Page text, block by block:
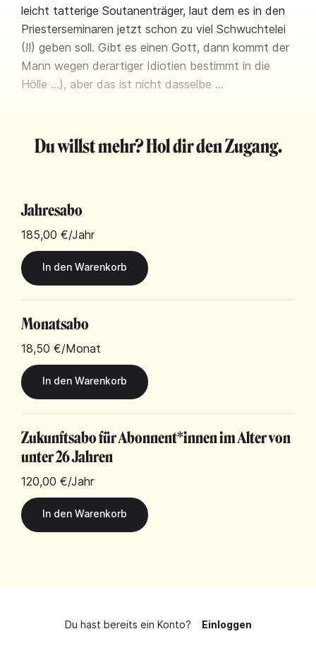
leicht tatterige Soutanenträger, laut dem es in den
Priesterseminaren jetzt schon zu viel Schwuchtelei
(!!) geben soll. Gibt es einen Gott, dann kommt der
Mann wegen derartiger Idiotien bestimmt in die
Hölle …), aber das ist nicht dasselbe …
Du willst mehr? Hol dir den Zugang.
Jahresabo
185,00 €/Jahr
Monatsabo
18,50 €/Monat
Zukunftsabo für Abonnent*innen im Alter von
unter 26 Jahren
120,00 €/Jahr
Du hast bereits ein Konto? Einloggen